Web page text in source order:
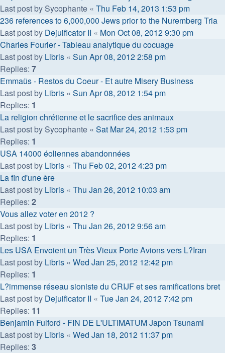
Last post by Sycophante « Thu Feb 14, 2013 1:53 pm
236 references to 6,000,000 Jews prior to the Nuremberg Tria
Last post by Dejuificator II « Mon Oct 08, 2012 9:30 pm
Charles Fourier - Tableau analytique du cocuage
Last post by Libris « Sun Apr 08, 2012 2:58 pm
Replies: 7
Emmaüs - Restos du Coeur - Et autre Misery Business
Last post by Libris « Sun Apr 08, 2012 1:54 pm
Replies: 1
La religion chrétienne et le sacrifice des animaux
Last post by Sycophante « Sat Mar 24, 2012 1:53 pm
Replies: 1
USA 14000 éoliennes abandonnées
Last post by Libris « Thu Feb 02, 2012 4:23 pm
La fin d'une ère
Last post by Libris « Thu Jan 26, 2012 10:03 am
Replies: 2
Vous allez voter en 2012 ?
Last post by Libris « Thu Jan 26, 2012 9:56 am
Replies: 1
Les USA Envoient un Très Vieux Porte Avions vers L?Iran
Last post by Libris « Wed Jan 25, 2012 12:42 pm
Replies: 1
L?immense réseau sioniste du CRIJF et ses ramifications bret
Last post by Dejuificator II « Tue Jan 24, 2012 7:42 pm
Replies: 11
Benjamin Fulford - FIN DE L'ULTIMATUM Japon Tsunami
Last post by Libris « Wed Jan 18, 2012 11:37 pm
Replies: 3